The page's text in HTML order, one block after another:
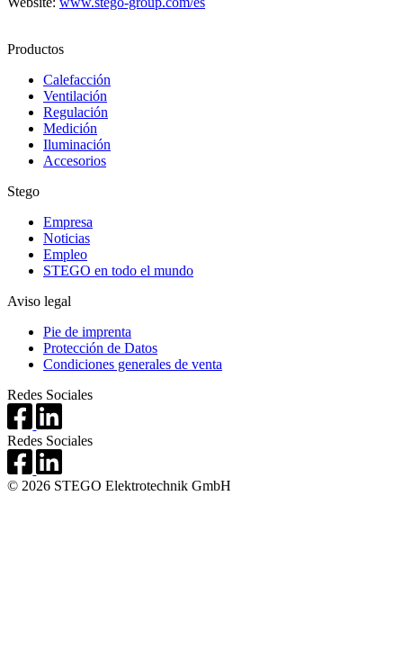
Productos
Calefacción
Ventilación
Regulación
Medición
Iluminación
Accesorios
Stego
Empresa
Noticias
Empleo
STEGO en todo el mundo
Aviso legal
Pie de imprenta
Protección de Datos
Condiciones generales de venta
Redes Sociales
Redes Sociales
© 2026 STEGO Elektrotechnik GmbH